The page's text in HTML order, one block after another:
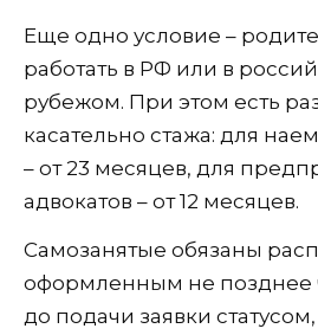
Еще одно условие –
работать в РФ или в
рубежом. При этом есть
касательно стажа: для
– от 23 месяцев, для
адвокатов – от 12 месяцев.
Самозанятые обязаны
оформленным не позднее
до подачи заявки